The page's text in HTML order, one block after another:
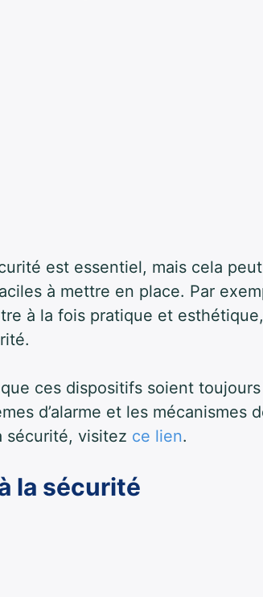
est essentiel, mais cela
à mettre en place. Par
à la fois pratique et
ces dispositifs soient
d’alarme et les mécanismes
sécurité, visitez ce lien.
la sécurité